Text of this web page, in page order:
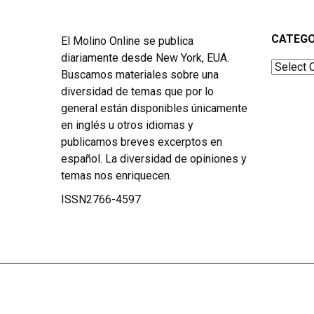
El Molino Online se publica
diariamente desde New York, EUA.
Buscamos materiales sobre una
diversidad de temas que por lo
general están disponibles únicamente
en inglés u otros idiomas y
publicamos breves excerptos en
español. La diversidad de opiniones y
temas nos enriquecen.
ISSN2766-4597